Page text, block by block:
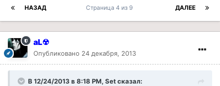
НАЗАД ДАЛЕЕ
Страница 4 из 9
aL☢
Опубликовано 24 декабря, 2013
В 12/24/2013 в 8:18 PM, Set сказал: